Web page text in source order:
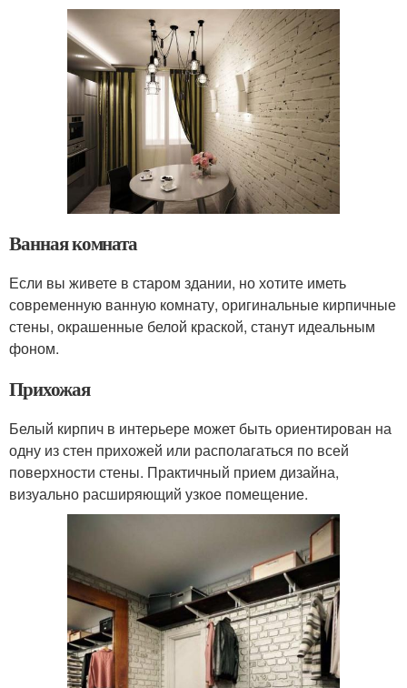
Ванная комната
Если вы живете в старом здании, но хотите иметь
современную ванную комнату, оригинальные кирпичные
стены, окрашенные белой краской, станут идеальным
фоном.
Прихожая
Белый кирпич в интерьере может быть ориентирован на
одну из стен прихожей или располагаться по всей
поверхности стены. Практичный прием дизайна,
визуально расширяющий узкое помещение.